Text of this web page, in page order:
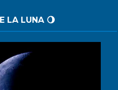
LA LUNA 🌖